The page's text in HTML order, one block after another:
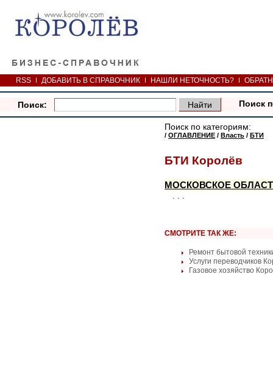
RSS ДОБАВИТЬ В СПРАВОЧНИК НАШЛИ НЕТОЧНОСТЬ?
Поиск: Поиск
Поиск по категориям:
/ ОГЛАВЛЕНИЕ / Власть / БТИ
БТИ Королёв
МОСКОВСКОЕ
. . .
СМОТРИТЕ ТАК ЖЕ:
Ремонт бытовой
Услуги переводчиков
Газовое хозяйство